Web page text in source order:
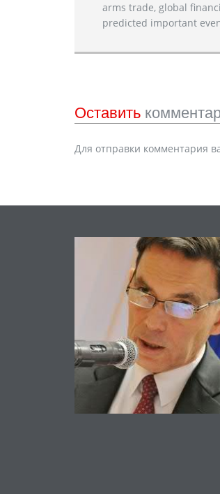
arms trade, global
predicted important
Оставить
Для отправки комментария